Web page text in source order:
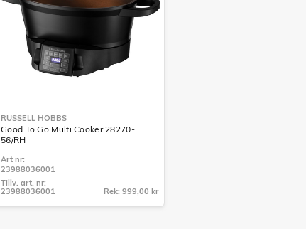
RUSSELL HOBBS
Good To Go Multi Cooker 28270-
56/RH
Art nr:
23988036001
23988036001
Tillv. art. nr:
23988036001
Rek: 999,00 kr